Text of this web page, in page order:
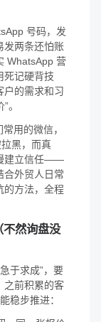
号码，发
发两条还怕账
WhatsApp 营
死记硬背技
户的需求和习
。
用的微信，
黑，而真
建立信任——
合外贸人日常
的方法，全程
不然询盘没
于求成”，要
之前积累的客
稳步推进：